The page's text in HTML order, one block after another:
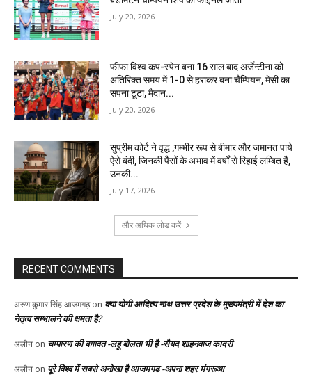
July 20, 2026
फीफा विश्व कप-स्पेन बना 16 साल बाद अर्जेन्टीना को
अतिरिक्त समय में 1-0 से हराकर बना चैम्पियन, मेसी का
सपना टूटा, मैदान...
July 20, 2026
सुप्रीम कोर्ट ने वृद्ध ,गम्भीर रूप से बीमार और जमानत पाये
ऐसे बंदी, जिनकी पैसों के अभाव में वर्षों से रिहाई लम्बित है,
उनकी...
July 17, 2026
और अधिक लोड करें
RECENT COMMENTS
अरुण कुमार सिंह आजमगढ़on क्या योगी आदित्य नाथ उत्तर प्रदेश के मुख्यमंत्री में देश का
नेतृत्व सम्भालने की क्षमता है?
अलीन on चम्पारण की बग़ावत -लहू बोलता भी है -सैयद शाहनवाज कादरी
अलीन on पूरे विश्व में सबसे अनोखा है आजमगढ -अपना शहर मंगरूआ